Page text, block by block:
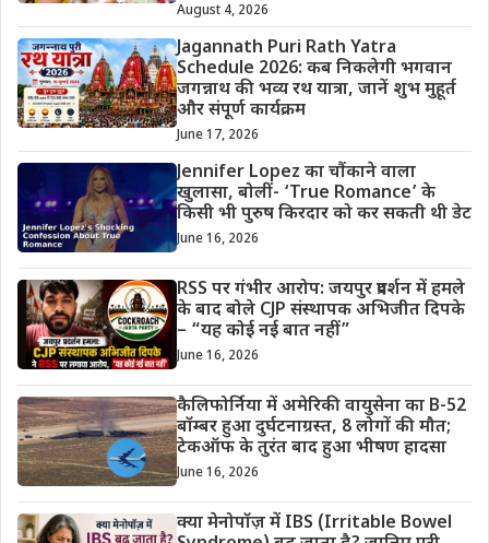
August 4, 2026
Jagannath Puri Rath Yatra
Schedule 2026: कब निकलेगी भगवान
जगन्नाथ की भव्य रथ यात्रा, जानें शुभ मुहूर्त
और संपूर्ण कार्यक्रम
June 17, 2026
Jennifer Lopez का चौंकाने वाला
खुलासा, बोलीं- ‘True Romance’ के
किसी भी पुरुष किरदार को कर सकती थी डेट
June 16, 2026
RSS पर गंभीर आरोप: जयपुर प्रदर्शन में हमले
के बाद बोले CJP संस्थापक अभिजीत दिपके
– “यह कोई नई बात नहीं”
June 16, 2026
कैलिफोर्निया में अमेरिकी वायुसेना का B-52
बॉम्बर हुआ दुर्घटनाग्रस्त, 8 लोगों की मौत;
टेकऑफ के तुरंत बाद हुआ भीषण हादसा
June 16, 2026
क्या मेनोपॉज़ में IBS (Irritable Bowel